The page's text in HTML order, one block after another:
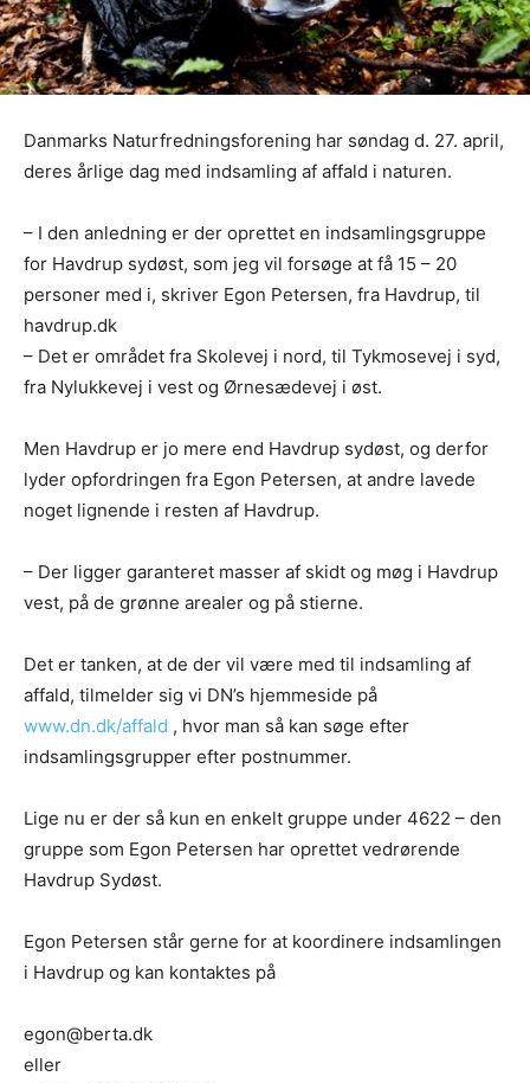
Danmarks Naturfredningsforening har søndag d. 27. april,
deres årlige dag med indsamling af affald i naturen.
– I den anledning er der oprettet en indsamlingsgruppe
for Havdrup sydøst, som jeg vil forsøge at få 15 – 20
personer med i, skriver Egon Petersen, fra Havdrup, til
havdrup.dk
– Det er området fra Skolevej i nord, til Tykmosevej i syd,
fra Nylukkevej i vest og Ørnesædevej i øst.
Men Havdrup er jo mere end Havdrup sydøst, og derfor
lyder opfordringen fra Egon Petersen, at andre lavede
noget lignende i resten af Havdrup.
– Der ligger garanteret masser af skidt og møg i Havdrup
vest, på de grønne arealer og på stierne.
Det er tanken, at de der vil være med til indsamling af
affald, tilmelder sig vi DN’s hjemmeside på
www.dn.dk/affald , hvor man så kan søge efter
indsamlingsgrupper efter postnummer.
Lige nu er der så kun en enkelt gruppe under 4622 – den
gruppe som Egon Petersen har oprettet vedrørende
Havdrup Sydøst.
Egon Petersen står gerne for at koordinere indsamlingen
i Havdrup og kan kontaktes på
egon@berta.dk
eller